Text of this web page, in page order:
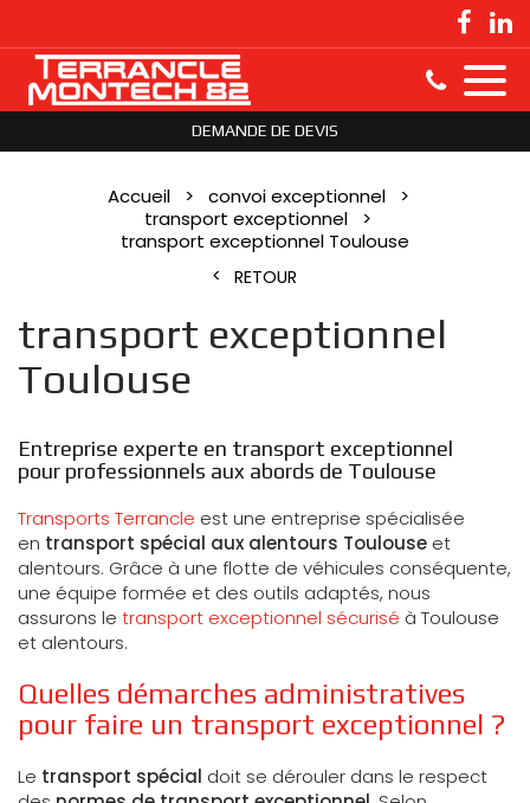
DEMANDE DE DEVIS
Accueil
convoi exceptionnel
transport exceptionnel
transport exceptionnel Toulouse
RETOUR
transport exceptionnel
Toulouse
Entreprise experte en transport exceptionnel
pour professionnels aux abords de Toulouse
Transports Terrancle est une entreprise spécialisée
en transport spécial aux alentours Toulouse et
alentours. Grâce à une flotte de véhicules conséquente,
une équipe formée et des outils adaptés, nous
assurons le transport exceptionnel sécurisé à Toulouse
et alentours.
Quelles démarches administratives
pour faire un transport exceptionnel ?
Le transport spécial doit se dérouler dans le respect